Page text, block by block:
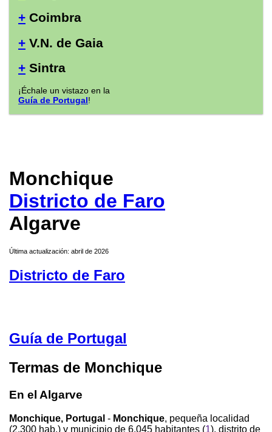
+ Coimbra
+ V.N. de Gaia
+ Sintra
¡Échale un vistazo en la
Guía de Portugal!
Monchique
Districto de Faro
Algarve
Última actualización: abril de 2026
Districto de Faro
Guía de Portugal
Termas de Monchique
En el Algarve
Monchique, Portugal - Monchique, pequeña localidad
(2.300 hab.) y municipio de 6.045 habitantes (1), distrito de